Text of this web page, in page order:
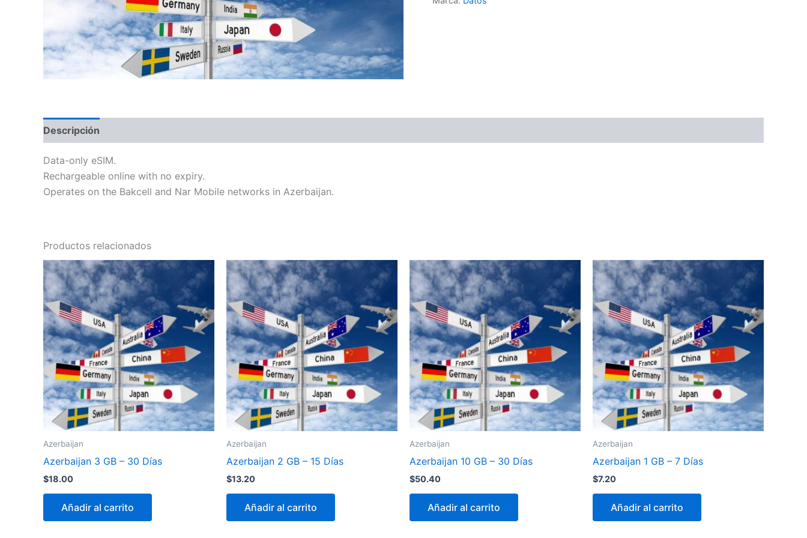
Descripción
Data-only eSIM.
Rechargeable online with no expiry.
Operates on the Bakcell and Nar Mobile networks in Azerbaijan.
Productos relacionados
Azerbaijan
Azerbaijan 3 GB – 30 Días
$18.00
Añadir al carrito
Azerbaijan
Azerbaijan 2 GB – 15 Días
$13.20
Añadir al carrito
Azerbaijan
Azerbaijan 10 GB – 30 Días
$50.40
Añadir al carrito
Azerbaijan
Azerbaijan 1 GB – 7 Días
$7.20
Añadir al carrito